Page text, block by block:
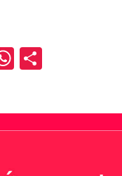
WhatsApp